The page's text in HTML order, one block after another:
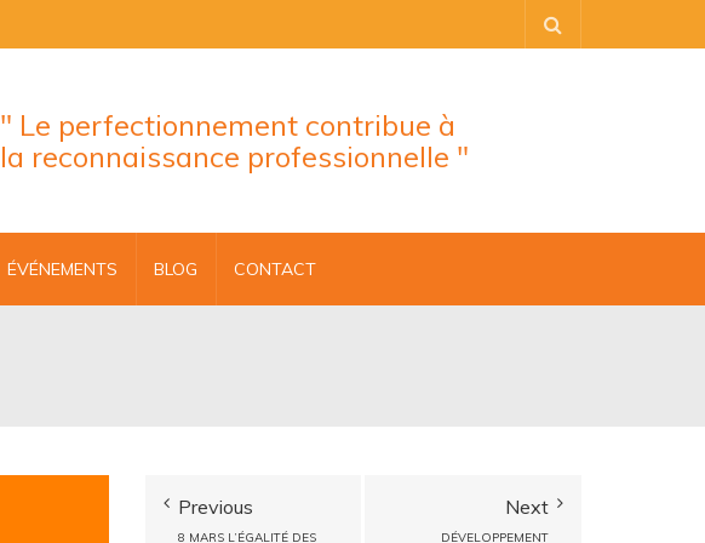
" Le perfectionnement contribue à
la reconnaissance professionnelle "
ÉVÉNEMENTS BLOG CONTACT
Previous
8 MARS L’ÉGALITÉ DES
Next
DÉVELOPPEMENT